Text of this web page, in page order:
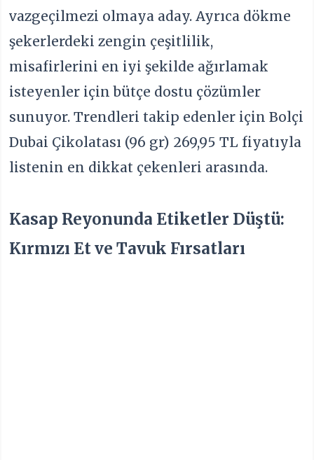
vazgeçilmezi olmaya aday. Ayrıca dökme
şekerlerdeki zengin çeşitlilik,
misafirlerini en iyi şekilde ağırlamak
isteyenler için bütçe dostu çözümler
sunuyor. Trendleri takip edenler için Bolçi
Dubai Çikolatası (96 gr) 269,95 TL fiyatıyla
listenin en dikkat çekenleri arasında.
Kasap Reyonunda Etiketler Düştü:
Kırmızı Et ve Tavuk Fırsatları